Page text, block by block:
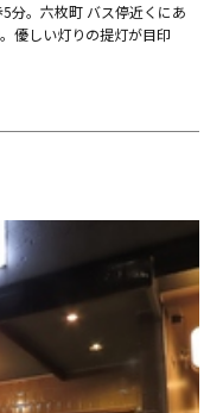
分。六枚町 バス停近くにあ
優しい灯りの提灯が目印